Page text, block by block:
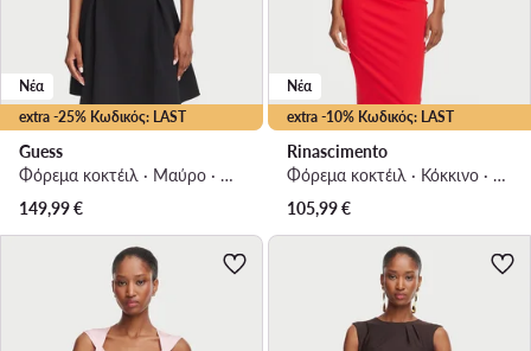
extra -25% Κωδικός: LAST
Νέα
Guess
Φόρεμα κοκτέιλ · Μαύρο · Mini
149,99€
extra -10% Κωδικός: LAST
Νέα
Rinascimento
Φόρεμα κοκτέιλ · Κόκκινο · Midi
105,99€